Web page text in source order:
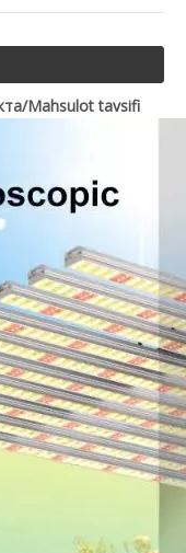
Mahsulot tavsifi